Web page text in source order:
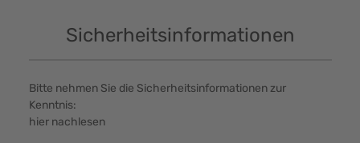
Sicherheitsinformationen
Bitte nehmen Sie die Sicherheitsinformationen zur
Kenntnis:
hier nachlesen